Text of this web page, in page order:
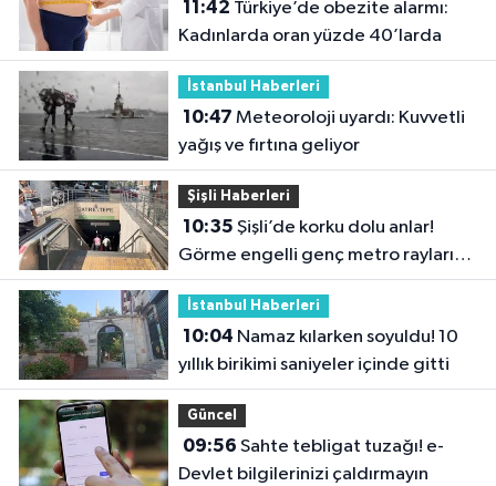
11:42
Kadınlarda oran yüzde 40’larda
İstanbul Haberleri
10:47
yağış ve fırtına geliyor
Şişli Haberleri
10:35
Görme engelli genç metro raylarına
düştü
İstanbul Haberleri
10:04
yıllık birikimi saniyeler içinde gitti
Güncel
09:56
Devlet bilgilerinizi çaldırmayın